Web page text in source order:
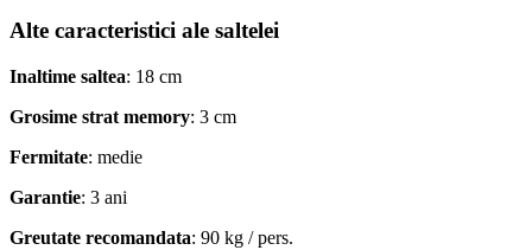
Alte caracteristici ale saltelei
Inaltime saltea: 18 cm
Grosime strat memory: 3 cm
Fermitate: medie
Garantie: 3 ani
Greutate recomandata: 90 kg / pers.